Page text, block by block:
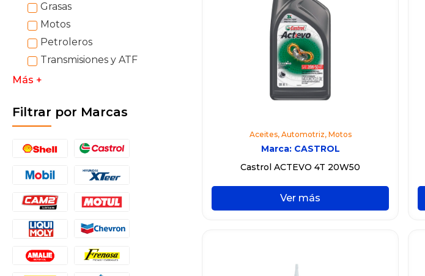
Grasas
Motos
Petroleros
Transmisiones y ATF
Más +
Filtrar por Marcas
Aceites, Automotriz, Motos
Marca: CASTROL
Castrol ACTEVO 4T 20W50
Ver más